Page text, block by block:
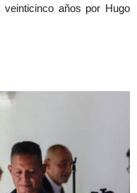
años por Hugo